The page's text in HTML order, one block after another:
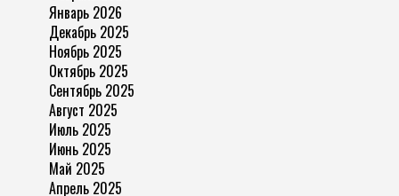
Январь 2026
Декабрь 2025
Ноябрь 2025
Октябрь 2025
Сентябрь 2025
Август 2025
Июль 2025
Июнь 2025
Май 2025
Апрель 2025